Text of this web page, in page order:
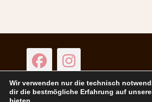
Facebook
Wir verwenden nur die technisch
dir die bestmögliche Erfahrung auf